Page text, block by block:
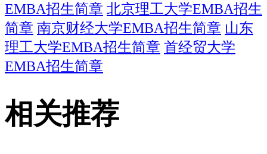
EMBA招生简章 北京理工大学EMBA招生
简章 南京财经大学EMBA招生简章 山东
理工大学EMBA招生简章 首经贸大学
EMBA招生简章
相关推荐